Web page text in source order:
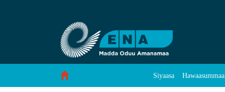
Ejjennoon guddina Ardiif qabnu chichee itti
Siyaasa Hawaasummaa